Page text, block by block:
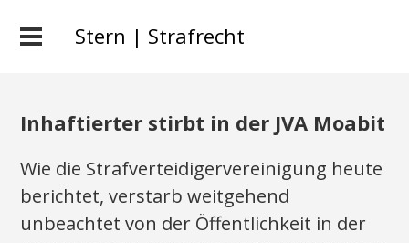
Stern | Strafrecht
Inhaftierter stirbt in der JVA Moabit
Wie die Strafverteidigervereinigung heute
berichtet, verstarb weitgehend
unbeachtet von der Öffentlichkeit in der